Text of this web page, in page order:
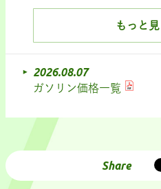
もっと見
2026.08.07
ガソリン価格一覧
Share